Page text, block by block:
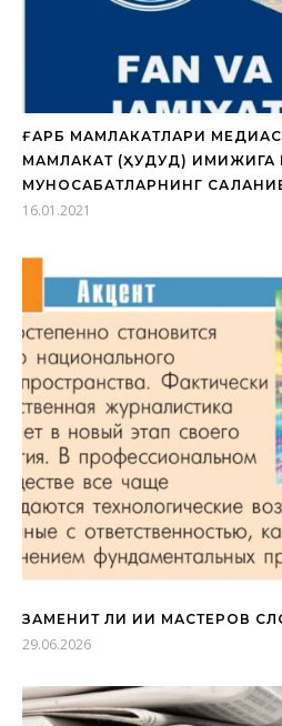
ҒАРБ МАМЛАКАТЛАРИ
МАМЛАКАТ (ҲУДУД) ИМИЖИГА
МУНОСАБАТЛАРНИНГ
16.01.2021
ЗАМЕНИТ ЛИ ИИ МАСТЕРОВ
29.06.2026